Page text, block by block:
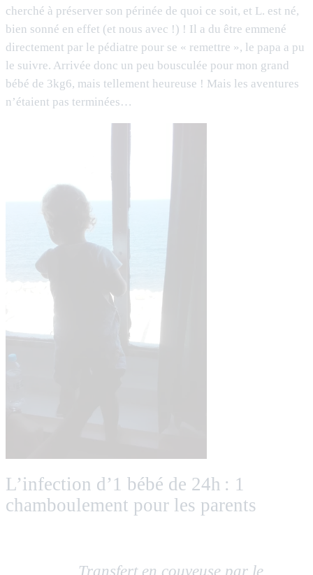
cherché à préserver son périnée de quoi ce soit, et L. est né,
bien sonné en effet (et nous avec !) ! Il a du être emmené
directement par le pédiatre pour se « remettre », le papa a pu
le suivre. Arrivée donc un peu bousculée pour mon grand
bébé de 3kg6, mais tellement heureuse ! Mais les aventures
n’étaient pas terminées…
L’infection d’1 bébé de 24h : 1
chamboulement pour les parents
Transfert en couveuse par le